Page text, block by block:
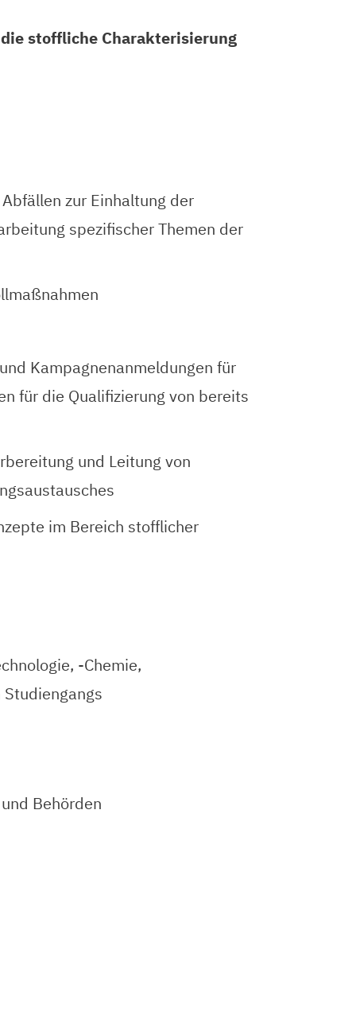
stoffliche Charakterisierung
zur Einhaltung der
spezifischer Themen der
Kampagnenanmeldungen für
für die Qualifizierung von bereits
und Leitung von
im Bereich stofflicher
-Chemie,
Behörden